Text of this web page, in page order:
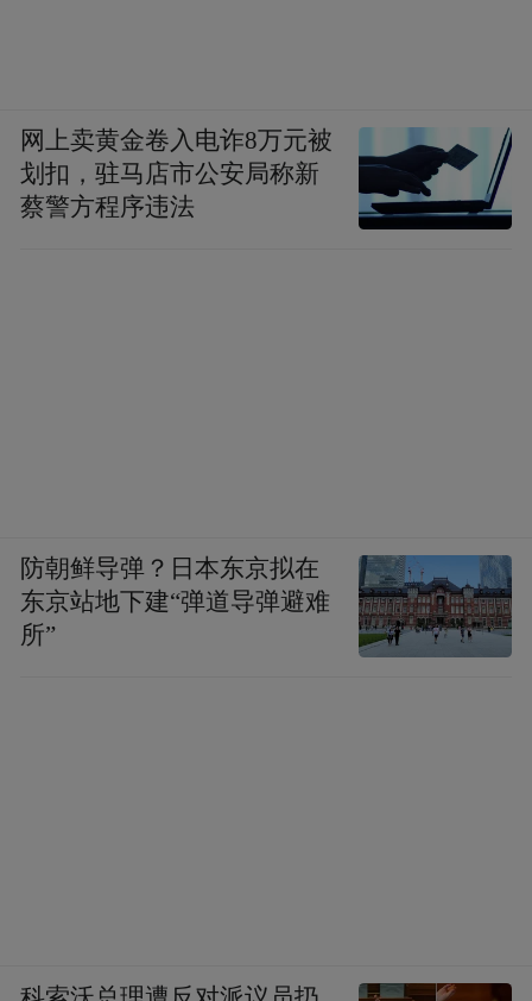
网上卖黄金卷入电诈8万元被
划扣，驻马店市公安局称新
蔡警方程序违法
防朝鲜导弹？日本东京拟在
东京站地下建“弹道导弹避难
所”